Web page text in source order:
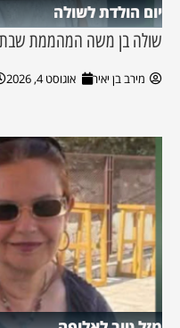
יום הולדת לשולה
שולה בן משה המהממת
מירב בן יאיר אוגוסט 4, 2026